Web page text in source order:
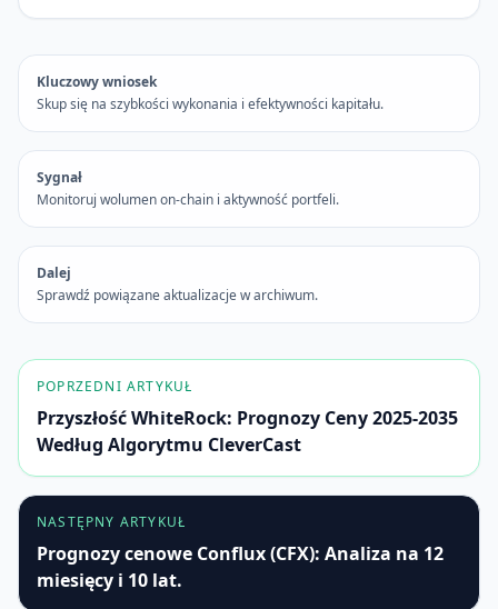
Kluczowy wniosek
Skup się na szybkości wykonania i efektywności kapitału.
Sygnał
Monitoruj wolumen on-chain i aktywność portfeli.
Dalej
Sprawdź powiązane aktualizacje w archiwum.
POPRZEDNI ARTYKUŁ
Przyszłość WhiteRock: Prognozy Ceny 2025-2035
Według Algorytmu CleverCast
NASTĘPNY ARTYKUŁ
Prognozy cenowe Conflux (CFX): Analiza na 12
miesięcy i 10 lat.